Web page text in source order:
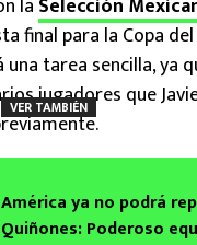
final para la Copa
tarea sencilla, ya
jugadores que
VER TAMBIÉN
América ya no podrá
Quiñones: Poderoso